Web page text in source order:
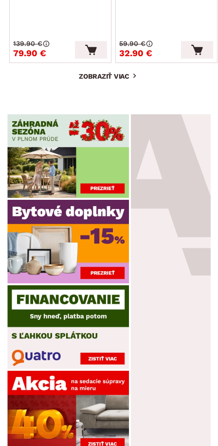
79.90 €
139.90 €
32.90 €
59.90 €
ZOBRAZIŤ VIAC